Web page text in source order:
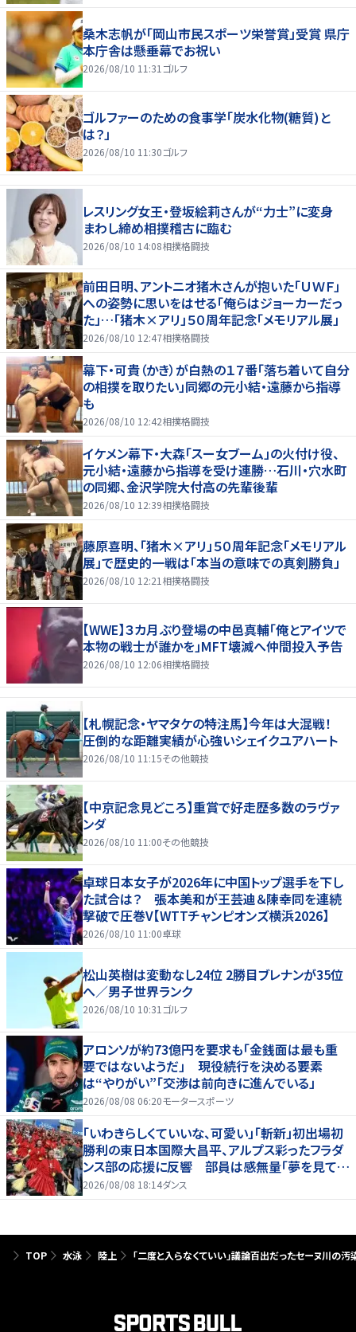
桑木志帆が「岡山市民スポーツ栄誉賞」受賞 県庁
本庁舎は懸垂幕でお祝い
2026/08/10 11:31 ゴルフ
ゴルファーのための食事学「炭水化物(糖質)と
は？」
2026/08/10 11:30ゴルフ
レスリング女王・登坂絵莉さんが“力士”に変身
まわし締め相撲稽古に臨む
2026/08/10 14:08相撲格闘技
前田日明、アントニオ猪木さんが抱いた「ＵＷＦ」
への姿勢に思いをはせる「俺らはジョーカーだっ
た」…「猪木×アリ」５０周年記念「メモリアル展」
2026/08/10 12:47相撲格闘技
幕下・可貴（かき）が白熱の１７番「落ち着いて自分
の相撲を取りたい」同郷の元小結・遠藤から指導
も
2026/08/10 12:42相撲格闘技
イケメン幕下・大森「スー女ブーム」の火付け役、
元小結・遠藤から指導を受け連勝…石川・穴水町
の同郷、金沢学院大付高の先輩後輩
2026/08/10 12:39相撲格闘技
藤原喜明、「猪木×アリ」５０周年記念「メモリアル
展」で歴史的一戦は「本当の意味での真剣勝負」
2026/08/10 12:21 相撲格闘技
【WWE】３カ月ぶり登場の中邑真輔「俺とアイツで
本物の戦士が誰かを」MFT壊滅へ仲間投入予告
2026/08/10 12:06相撲格闘技
【札幌記念・ヤマタケの特注馬】今年は大混戦！
圧倒的な距離実績が心強いシェイクユアハート
2026/08/10 11:15その他競技
【中京記念見どころ】重賞で好走歴多数のラヴァ
ンダ
2026/08/10 11:00その他競技
卓球日本女子が2026年に中国トップ選手を下し
た試合は？ 張本美和が王芸迪＆陳幸同を連続
撃破で圧巻V【WTTチャンピオンズ横浜2026】
2026/08/10 11:00卓球
松山英樹は変動なし24位 2勝目ブレナンが35位
へ／男子世界ランク
2026/08/10 10:31 ゴルフ
アロンソが約73億円を要求も「金銭面は最も重
要ではないようだ」 現役続行を決める要素
は“やりがい”「交渉は前向きに進んでいる」
2026/08/08 06:20モータースポーツ
「いわきらしくていいな、可愛い」「斬新」初出場初
勝利の東日本国際大昌平、アルプス彩ったフラダ
ンス部の応援に反響 部員は感無量「夢を見てい
るよう」
2026/08/08 18:14ダンス
TOP 水泳 陸上 「二度と入らなくていい」議論百出だったセーヌ川の